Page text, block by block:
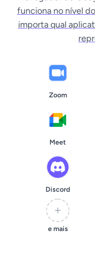
funciona no nível
importa qual
Zoom
Meet
Discord
e mais